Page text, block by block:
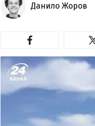
Данило Жоров